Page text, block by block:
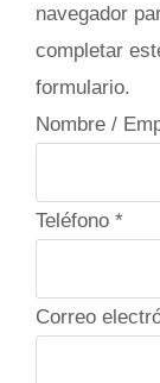
navegador
completar
formulario.
Nombre /
T
l
é
Teléfono *
Correo